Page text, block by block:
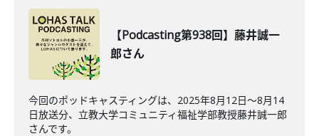
【Podcasting第938回】藤井誠一
郎さん
今回のポッドキャスティングは、2025年8月12日〜8月14
日放送分、立教大学コミュニティ福祉学部教授藤井誠一郎
さんです。